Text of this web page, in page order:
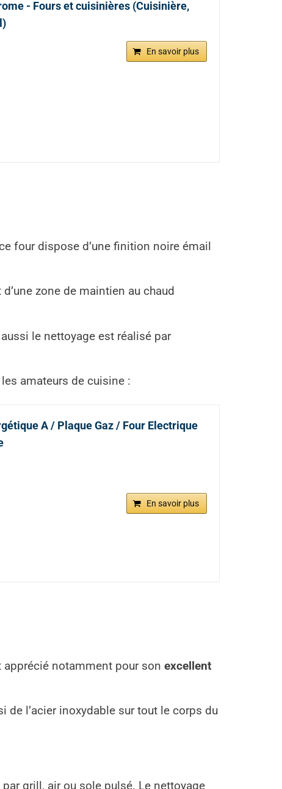
- Fours et cuisinières (Cuisinière,
En savoir plus
four dispose d’une finition noire émail
zone de maintien au chaud
le nettoyage est réalisé par
amateurs de cuisine :
A / Plaque Gaz / Four Electrique
En savoir plus
apprécié notamment pour son excellent
l’acier inoxydable sur tout le corps du
grill, air ou sole pulsé. Le nettoyage